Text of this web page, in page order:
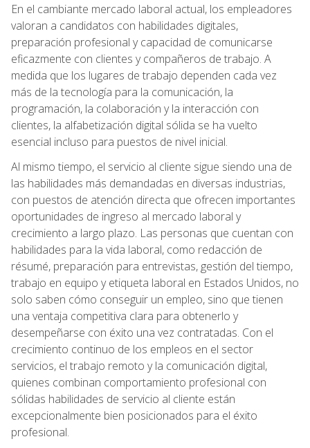
En el cambiante mercado laboral actual, los empleadores
valoran a candidatos con habilidades digitales,
preparación profesional y capacidad de comunicarse
eficazmente con clientes y compañeros de trabajo. A
medida que los lugares de trabajo dependen cada vez
más de la tecnología para la comunicación, la
programación, la colaboración y la interacción con
clientes, la alfabetización digital sólida se ha vuelto
esencial incluso para puestos de nivel inicial.
Al mismo tiempo, el servicio al cliente sigue siendo una de
las habilidades más demandadas en diversas industrias,
con puestos de atención directa que ofrecen importantes
oportunidades de ingreso al mercado laboral y
crecimiento a largo plazo. Las personas que cuentan con
habilidades para la vida laboral, como redacción de
résumé, preparación para entrevistas, gestión del tiempo,
trabajo en equipo y etiqueta laboral en Estados Unidos, no
solo saben cómo conseguir un empleo, sino que tienen
una ventaja competitiva clara para obtenerlo y
desempeñarse con éxito una vez contratadas. Con el
crecimiento continuo de los empleos en el sector
servicios, el trabajo remoto y la comunicación digital,
quienes combinan comportamiento profesional con
sólidas habilidades de servicio al cliente están
excepcionalmente bien posicionados para el éxito
profesional.